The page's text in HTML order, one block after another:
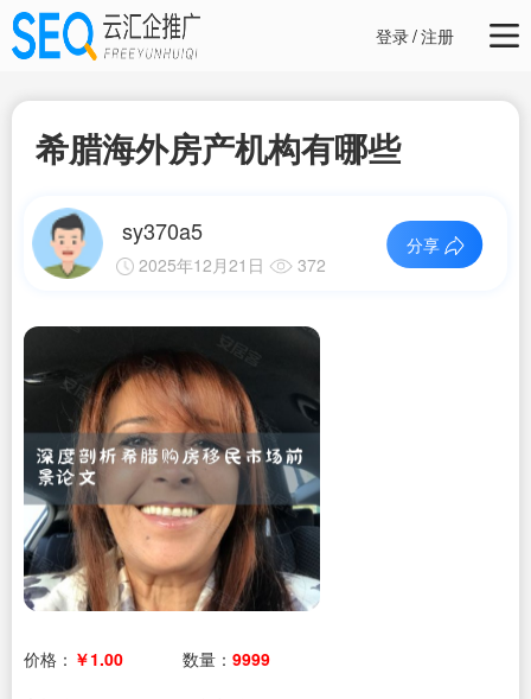
登录/注册
希腊海外房产机构有哪些
sy370a5
2025年12月21日 372
分享
价格： ￥1.00 数量： 9999